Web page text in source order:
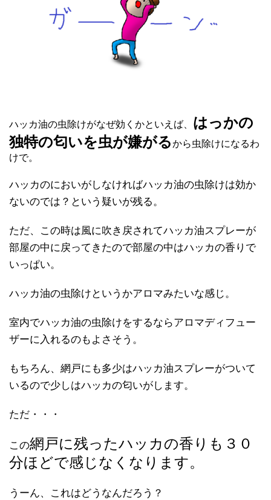
ハッカ油の虫除けがなぜ効くかといえば、 はっかの
独特の匂いを虫が嫌がるから虫除けになるわ
けで。
ハッカのにおいがしなければハッカ油の虫除けは効か
ないのでは？という疑いが残る。
ただ、この時は風に吹き戻されてハッカ油スプレーが
部屋の中に戻ってきたので部屋の中はハッカの香りで
いっぱい。
ハッカ油の虫除けというかアロマみたいな感じ。
室内でハッカ油の虫除けをするならアロマディフュー
ザーに入れるのもよさそう。
もちろん、網戸にも多少はハッカ油スプレーがついて
いるので少しはハッカの匂いがします。
ただ・・・
この網戸に残ったハッカの香りも３０
分ほどで感じなくなります。
うーん、これはどうなんだろう？